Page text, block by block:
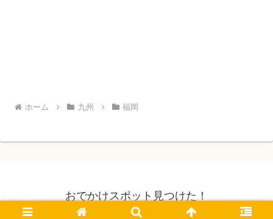
ホーム 九州 福岡
おでかけスポット見つけた！
© 2019 おでかけスポット見つけた！.